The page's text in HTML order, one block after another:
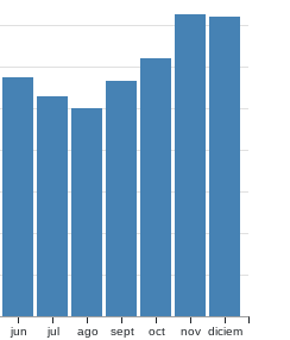
jun jul ago sept oct nov diciem